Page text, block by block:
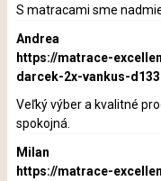
S matracami sme
Andrea
https://matrace-
darcek-2x-vankus-
Veľký výber a kvalitné
spokojná.
Milan
https://matrace-